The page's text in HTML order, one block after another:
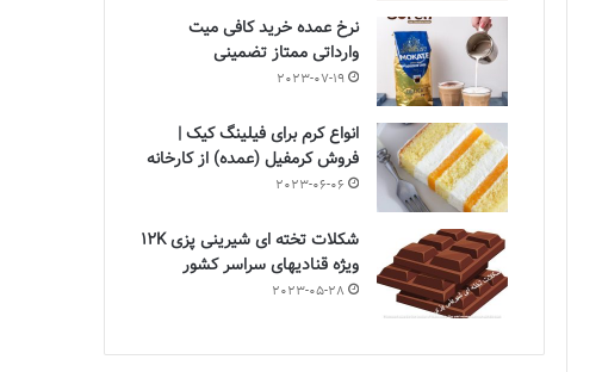
نرخ عمده خرید کافی میت
وارداتی ممتاز تضمینی
2023-07-19
انواع کرم برای فیلینگ کیک |
فروش کرمفیل (عمده) از کارخانه
2023-06-06
شکلات تخته ای شیرینی پزی 12K
ویژه قنادیهای سراسر کشور
2023-05-28